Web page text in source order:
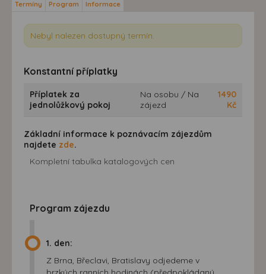
Termíny Program Informace
Nebyl nalezen dostupný termín.
Konstantní příplatky
Příplatek za
jednolůžkový pokoj
Na osobu / Na
zájezd
1490
Kč
Základní informace k poznávacím zájezdům
najdete zde.
Kompletní tabulka katalogových cen
Program zájezdu
1. den:
Z Brna, Břeclavi, Bratislavy odjedeme v